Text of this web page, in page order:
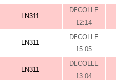
LN311
DECOLLE
12:14
LN311
DECOLLE
15:05
LN311
DECOLLE
13:04